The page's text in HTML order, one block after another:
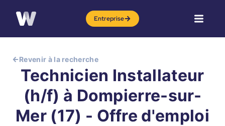
Entreprise
Revenir à la recherche
Technicien Installateur
(h/f) à Dompierre-sur-
Mer (17) - Offre d'emploi